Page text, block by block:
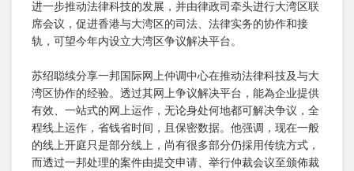
进一步推动法律科技的发展，并由律政司牵头进行大湾区联
席会议，促进香港与大湾区的司法、法律实务的协作和接
轨，可望今年内设立大湾区争议解决平台。
苏绍聪续分享一邦国际网上仲调中心在推动法律科技及与大
湾区协作的经验。透过其网上争议解决平台，能為企业提供
有效、一站式的网上运作，无论身处何地都可解决争议，全
程线上运作，省钱省时间，且保密数据。他强调，现在一般
的线上开庭只是部分线上，尚有很多部分仍採用传统方式，
而透过一邦处理的案件由提交申请、举行仲裁会议至颁佈裁